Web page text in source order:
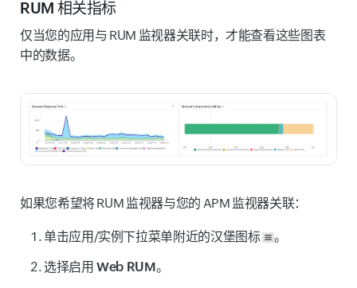
RUM 相关指标
仅当您的应用与 RUM 监视器关联时，才能查看这些图表
中的数据。
如果您希望将 RUM 监视器与您的 APM 监视器关联：
单击应用/实例下拉菜单附近的汉堡图标
。
选择启用 Web RUM。